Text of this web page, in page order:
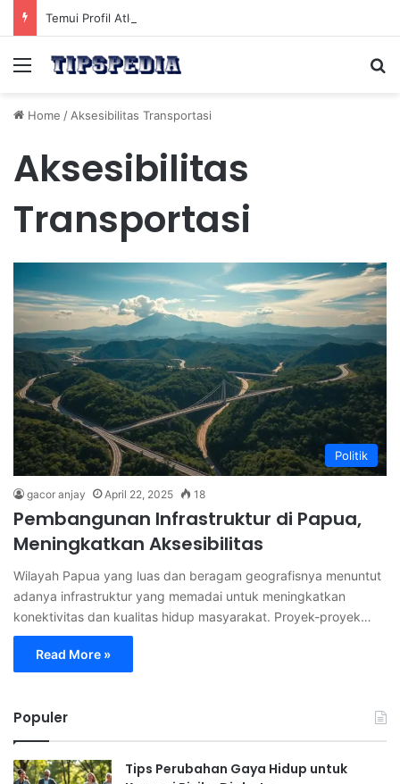
Menu
Home / Aksesibilitas Transportasi
Aksesibilitas
Transportasi
Politik
gacor anjay April 22, 2025 18
Pembangunan Infrastruktur di Papua,
Meningkatkan Aksesibilitas
Wilayah Papua yang luas dan beragam geografisnya menuntut
adanya infrastruktur yang memadai untuk meningkatkan
konektivitas dan kualitas hidup masyarakat. Proyek-proyek…
Read More »
Populer
Tips Perubahan Gaya Hidup untuk